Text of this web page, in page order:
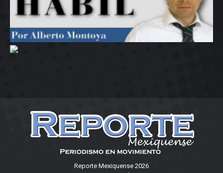
Reporte Mexiquense 2026